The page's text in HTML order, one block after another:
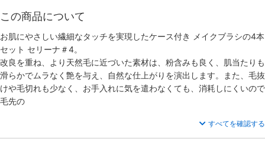
この商品について
お肌にやさしい繊細なタッチを実現したケース付き メイクブラシの4本
セット セリーナ＃4。
改良を重ね、より天然毛に近づいた素材は、粉含みも良く、肌当たりも
滑らかでムラなく艶を与え、自然な仕上がりを演出します。また、毛抜
けや毛切れも少なく、お手入れに気を遣わなくても、消耗しにくいので
毛先の
すべてを確認する